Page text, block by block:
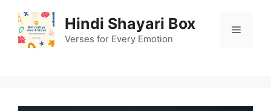
content
Hindi Shayari Box
Verses for Every Emotion
Menu